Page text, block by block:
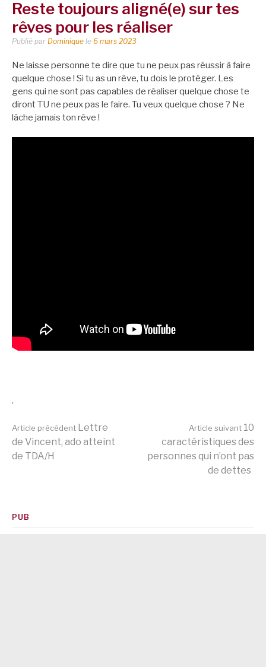
Reste toujours aligné(e) sur tes
rêves pour les réaliser
Publié par Dominique le 6 mars 2023
Ne laisse personne te dire que tu ne peux pas réussir à faire
quelque chose ! Si tu as un rêve, tu dois le protéger. Les
gens qui ne sont pas capables de réaliser quelque chose te
diront TU ne peux pas le faire. Tu veux quelque chose ? Ne
lâche jamais ton rêve !
.
Lire
suite
Article précédent Lettre
de Vincent, ado atteint
de TDA/H
Article suivant 10
caractéristiques des
personnes qui n’ont pas
de dettes
PUB